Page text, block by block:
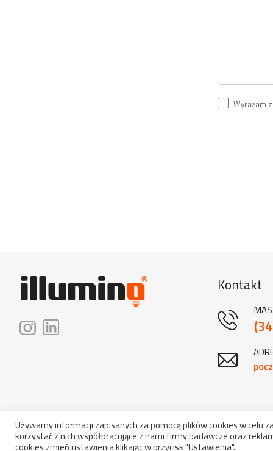
Wyrażam
Kontakt
Używamy informacji zapisanych za pomocą plików cookies w
korzystać z nich współpracujące z nami firmy badawcze oraz
cookies zmień ustawienia klikając w przycisk "Ustawienia".